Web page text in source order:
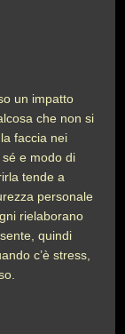
un impatto
che non si
faccia nei
e modo di
tende a
personale
rielaborano
quindi
c’è stress,